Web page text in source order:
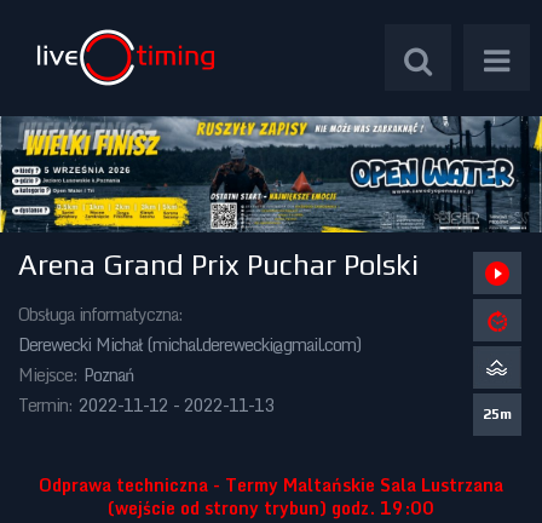
Zawody Międzynarodowe
Zawody Centralne
Zawody Okręgowe
Arena Grand Prix Puchar Polski
Obsługa informatyczna:
Derewecki Michał (michal.derewecki@gmail.com)
Miejsce: Poznań
Termin: 2022-11-12 - 2022-11-13 25m
Odprawa techniczna - Termy Maltańskie Sala Lustrzana
(wejście od strony trybun) godz. 19:00